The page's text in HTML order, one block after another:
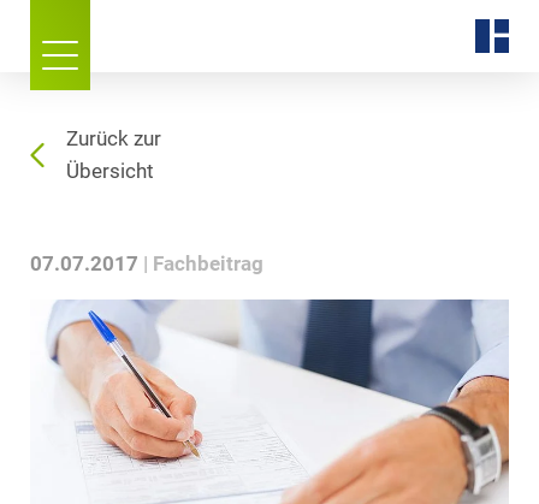
Zurück zur
Übersicht
07.07.2017 Fachbeitrag